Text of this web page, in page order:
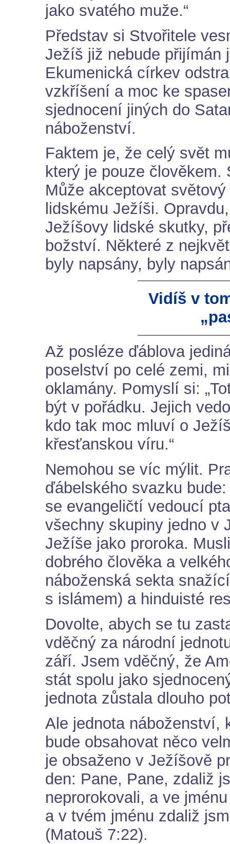
jako svatého muže.“
Představ si Stvořitele
Ježíš již nebude přijímán
Ekumenická církev
vzkříšení a moc ke
sjednocení jiných do
náboženství.
Faktem je, že celý svět
který je pouze
Může akceptovat
lidskému Ježíši.
Ježíšovy lidské skutky,
božství. Některé z
byly napsány, byly
Vidíš v
Až posléze ďáblova
poselství po celé zemi,
oklamány. Pomyslí si:
být v pořádku. Jejich
kdo tak moc mluví o
křesťanskou víru.“
Nemohou se víc mýlit.
ďábelského svazku
se evangeličtí vedoucí
všechny skupiny jedno v
Ježíše jako proroka.
dobrého člověka a
náboženská sekta
s islámem) a hinduisté
Dovolte, abych se tu
vděčný za národní
září. Jsem vděčný, že
stát spolu jako
jednota zůstala dlouho
Ale jednota náboženství,
bude obsahovat něco
je obsaženo v Ježíšově
den: Pane, Pane, zdaliž
neprorokovali, a ve
a v tvém jménu zdaliž
(Matouš 7:22).